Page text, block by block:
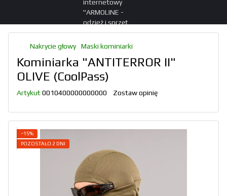
Nakrycie głowy Maski kominiarki
Kominiarka "ANTITERROR II"
OLIVE (CoolPass)
Artykuł: 0010400000000000 Zostaw opinię
−15%
POZOSTAŁO 2 DNI